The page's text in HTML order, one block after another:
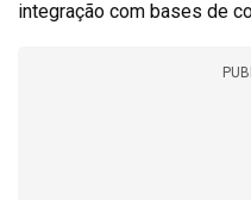
integração com bases de